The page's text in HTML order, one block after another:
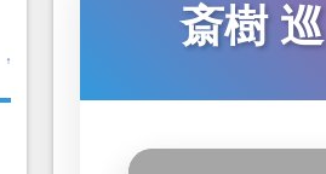
↑
斎樹 巡